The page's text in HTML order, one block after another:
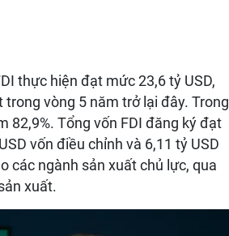
thực hiện đạt mức 23,6 tỷ USD,
vòng 5 năm trở lại đây. Trong
82,9%. Tổng vốn FDI đăng ký đạt
vốn điều chỉnh và 6,11 tỷ USD
các ngành sản xuất chủ lực, qua
xuất.